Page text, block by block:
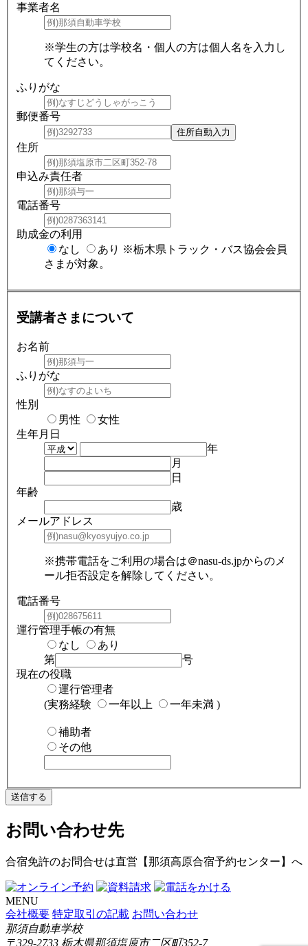
事業者名
※学生の方は学校名・個人の方は個人名を入力し
てください。
ふりがな
郵便番号
住所
申込み責任者
電話番号
助成金の利用
なし
あり ※栃木県トラック・バス協会会員
さまが対象。
受講者さまについて
お名前
ふりがな
性別
男性
女性
生年月日
年
月
日
年齢
歳
メールアドレス
※携帯電話をご利用の場合は＠nasu-ds.jpからのメ
ール拒否設定を解除してください。
電話番号
運行管理手帳の有無
なし
あり
第
号
現在の役職
運行管理者
(実務経験
一年以上 一年未満 )
補助者
その他
送信する
お問い合わせ先
合宿免許のお問合せは直営【那須高原合宿予約センター】 へ
MENU
会社概要 特定取引の記載 お問い合わせ
那須自動車学校
〒329-2733 栃木県那須塩原市二区町352-7